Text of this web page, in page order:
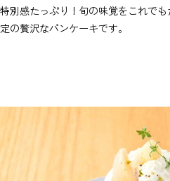
特別感たっぷり！旬の味覚をこれで
定の贅沢なパンケーキです。